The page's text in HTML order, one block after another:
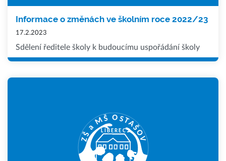
Informace o změnách ve školním roce 2022/23
17.2.2023
Sdělení ředitele školy k budoucímu uspořádání školy